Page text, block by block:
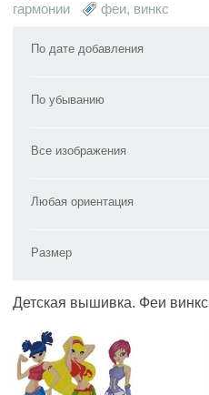
гармонии
феи, винкс
По дате добавления
По убыванию
Все изображения
Любая ориентация
Размер
Детская вышивка. Феи винкс